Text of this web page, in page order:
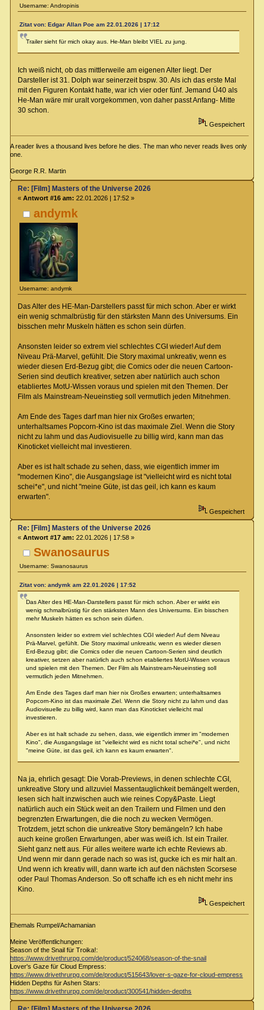
Username: Andropinis
Zitat von: Edgar Allan Poe am 22.01.2026 | 17:12
Trailer sieht für mich okay aus. He-Man bleibt VIEL zu jung.
Ich weiß nicht, ob das mittlerweile am eigenen Alter liegt. Der
Darsteller ist 31. Dolph war seinerzeit bspw. 30. Als ich das erste Mal
mit den Figuren Kontakt hatte, war ich vier oder fünf. Jemand Ü40 als
He-Man wäre mir uralt vorgekommen, von daher passt Anfang- Mitte
30 schon.
Gespeichert
A reader lives a thousand lives before he dies. The man who never reads lives only
one.
George R.R. Martin
andymk
Username: andymk
Re: [Film] Masters of the Universe 2026
« Antwort #16 am: 22.01.2026 | 17:52 »
Das Alter des HE-Man-Darstellers passt für mich schon. Aber er wirkt
ein wenig schmalbrüstig für den stärksten Mann des Universums. Ein
bisschen mehr Muskeln hätten es schon sein dürfen.
Ansonsten leider so extrem viel schlechtes CGI wieder! Auf dem
Niveau Prä-Marvel, gefühlt. Die Story maximal unkreativ, wenn es
wieder diesen Erd-Bezug gibt; die Comics oder die neuen Cartoon-
Serien sind deutlich kreativer, setzen aber natürlich auch schon
etabliertes MotU-Wissen voraus und spielen mit den Themen. Der
Film als Mainstream-Neueinstieg soll vermutlich jeden Mitnehmen.
Am Ende des Tages darf man hier nix Großes erwarten;
unterhaltsames Popcorn-Kino ist das maximale Ziel. Wenn die Story
nicht zu lahm und das Audiovisuelle zu billig wird, kann man das
Kinoticket vielleicht mal investieren.
Aber es ist halt schade zu sehen, dass, wie eigentlich immer im
"modernen Kino", die Ausgangslage ist "vielleicht wird es nicht total
schei*e", und nicht "meine Güte, ist das geil, ich kann es kaum
erwarten".
Gespeichert
Swanosaurus
Username: Swanosaurus
Re: [Film] Masters of the Universe 2026
« Antwort #17 am: 22.01.2026 | 17:58 »
Zitat von: andymk am 22.01.2026 | 17:52
Das Alter des HE-Man-Darstellers passt für mich schon. Aber er wirkt ein
wenig schmalbrüstig für den stärksten Mann des Universums. Ein bisschen
mehr Muskeln hätten es schon sein dürfen.
Ansonsten leider so extrem viel schlechtes CGI wieder! Auf dem Niveau
Prä-Marvel, gefühlt. Die Story maximal unkreativ, wenn es wieder diesen
Erd-Bezug gibt; die Comics oder die neuen Cartoon-Serien sind deutlich
kreativer, setzen aber natürlich auch schon etabliertes MotU-Wissen voraus
und spielen mit den Themen. Der Film als Mainstream-Neueinstieg soll
vermutlich jeden Mitnehmen.
Am Ende des Tages darf man hier nix Großes erwarten; unterhaltsames
Popcorn-Kino ist das maximale Ziel. Wenn die Story nicht zu lahm und das
Audiovisuelle zu billig wird, kann man das Kinoticket vielleicht mal
investieren.
Aber es ist halt schade zu sehen, dass, wie eigentlich immer im "modernen
Kino", die Ausgangslage ist "vielleicht wird es nicht total schei*e", und nicht
"meine Güte, ist das geil, ich kann es kaum erwarten".
Na ja, ehrlich gesagt: Die Vorab-Previews, in denen schlechte CGI,
unkreative Story und allzuviel Massentauglichkeit bemängelt werden,
lesen sich halt inzwischen auch wie reines Copy&Paste. Liegt
natürlich auch ein Stück weit an den Trailern und Filmen und den
begrenzten Erwartungen, die die noch zu wecken Vermögen.
Trotzdem, jetzt schon die unkreative Story bemängeln? Ich habe
auch keine großen Erwartungen, aber was weiß ich. Ist ein Trailer.
Sieht ganz nett aus. Für alles weitere warte ich echte Reviews ab.
Und wenn mir dann gerade nach so was ist, gucke ich es mir halt an.
Und wenn ich kreativ will, dann warte ich auf den nächsten Scorsese
oder Paul Thomas Anderson. So oft schaffe ich es eh nicht mehr ins
Kino.
Gespeichert
Ehemals Rumpel/Achamanian
Meine Veröffentlichungen:
Season of the Snail für Troika!:
https://www.drivethrurpg.com/de/product/524068/season-of-the-snail
Lover's Gaze für Cloud Empress:
https://www.drivethrurpg.com/de/product/515643/lover-s-gaze-for-cloud-empress
Hidden Depths für Ashen Stars:
https://www.drivethrurpg.com/de/product/300541/hidden-depths